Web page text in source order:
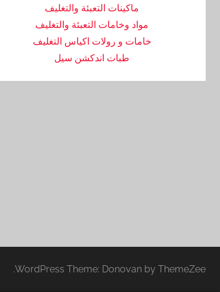
ماكينات التعبئة والتغليف
مواد وخامات التعبئة والتغليف
خامات و رولات اكياس التغليف
طبات اندكشن سيل
WordPress Theme: Donovan by ThemeZee.